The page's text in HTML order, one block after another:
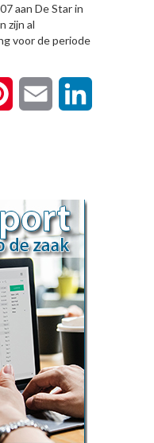
aan De Star in
zijn al
voor de periode
Pinterest Email